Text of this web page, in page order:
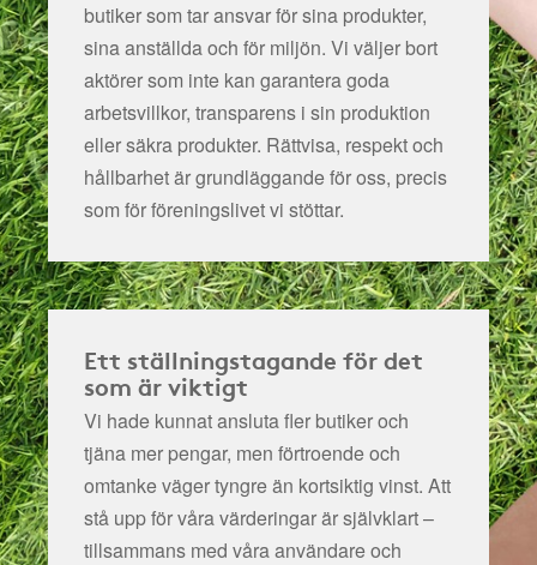
butiker som tar ansvar för sina produkter,
sina anställda och för miljön. Vi väljer bort
aktörer som inte kan garantera goda
arbetsvillkor, transparens i sin produktion
eller säkra produkter. Rättvisa, respekt och
hållbarhet är grundläggande för oss, precis
som för föreningslivet vi stöttar.
Ett ställningstagande för det
som är viktigt
Vi hade kunnat ansluta fler butiker och
tjäna mer pengar, men förtroende och
omtanke väger tyngre än kortsiktig vinst. Att
stå upp för våra värderingar är självklart –
tillsammans med våra användare och